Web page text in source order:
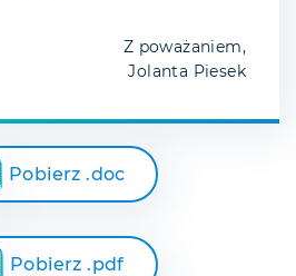
Z poważaniem,
Jolanta Piesek
Pobierz .doc
Pobierz .pdf